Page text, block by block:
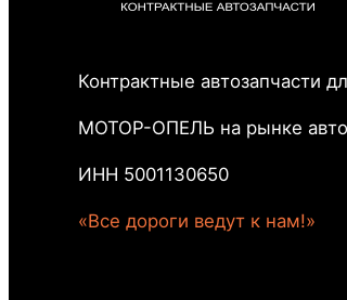
Контрактные автозапчасти
МОТОР-ОПЕЛЬ на рынке
ИНН 5001130650
«Все дороги ведут к нам!»